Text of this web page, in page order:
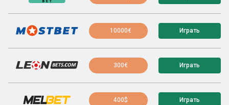
10000€ Играть
300€ Играть
400$ Играть